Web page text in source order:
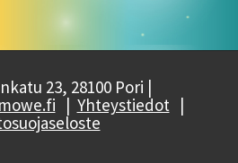
23, 28100 Pori |
| Yhteystiedot |